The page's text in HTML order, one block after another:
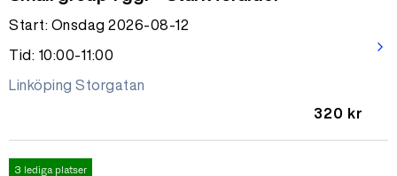
Start: Onsdag 2026-08-12
Tid: 10:00-11:00
Linköping Storgatan
320 kr
arrow_forward_ios
3 lediga platser